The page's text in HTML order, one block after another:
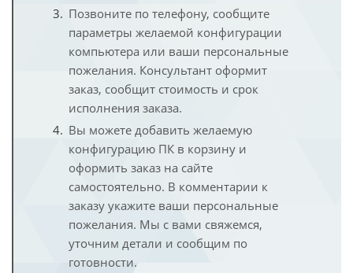
Позвоните по телефону, сообщите
параметры желаемой конфигурации
компьютера или ваши персональные
пожелания. Консультант оформит
заказ, сообщит стоимость и срок
исполнения заказа.
Вы можете добавить желаемую
конфигурацию ПК в корзину и
оформить заказ на сайте
самостоятельно. В комментарии к
заказу укажите ваши персональные
пожелания. Мы с вами свяжемся,
уточним детали и сообщим по
готовности.